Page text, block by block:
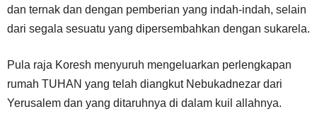
dan ternak dan dengan pemberian yang indah-indah, selain
dari segala sesuatu yang dipersembahkan dengan sukarela.
Pula raja Koresh menyuruh mengeluarkan perlengkapan
rumah TUHAN yang telah diangkut Nebukadnezar dari
Yerusalem dan yang ditaruhnya di dalam kuil allahnya.